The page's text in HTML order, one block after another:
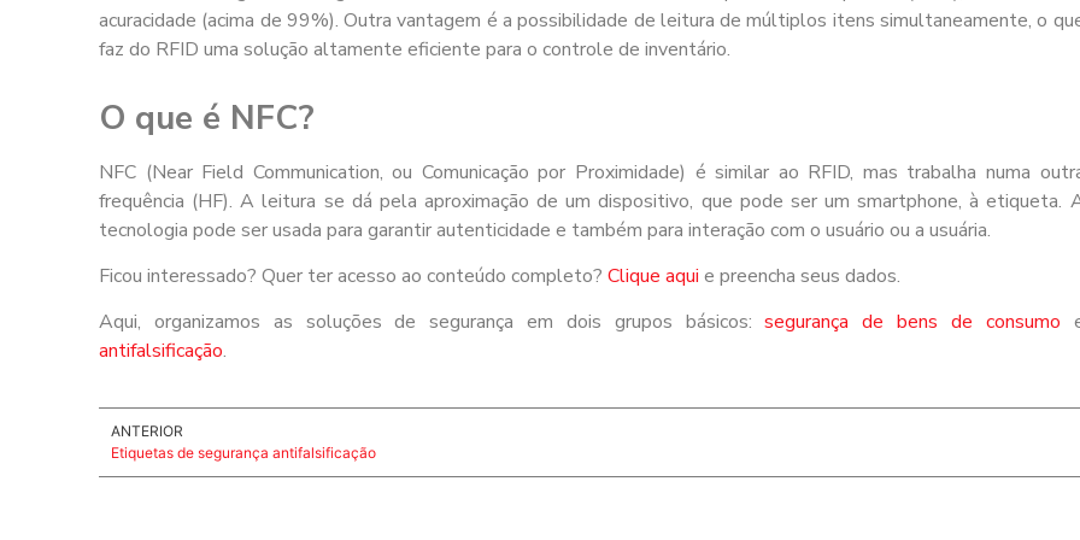
acuracidade (acima de 99%). Outra vantagem é a possibilidade de leitura de múltiplos itens simultaneamente, o
faz do RFID uma solução altamente eficiente para o controle de inventário.
O que é NFC?
NFC (Near Field Communication, ou Comunicação por Proximidade) é similar ao RFID, mas trabalha numa
frequência (HF). A leitura se dá pela aproximação de um dispositivo, que pode ser um smartphone, à etiqueta.
tecnologia pode ser usada para garantir autenticidade e também para interação com o usuário ou a usuária.
Ficou interessado? Quer ter acesso ao conteúdo completo? Clique aqui e preencha seus dados.
Aqui, organizamos as soluções de segurança em dois grupos básicos:segurança de bens de consumo
antifalsificação.
ANTERIOR
Etiquetas de segurança antifalsificação